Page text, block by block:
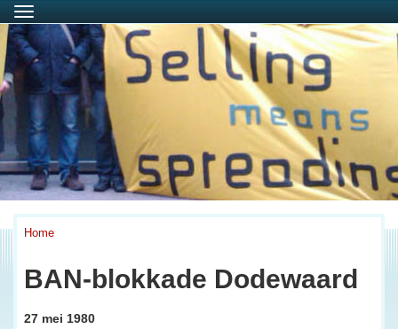
Menu
Home
BAN-blokkade Dodewaard
27 mei 1980